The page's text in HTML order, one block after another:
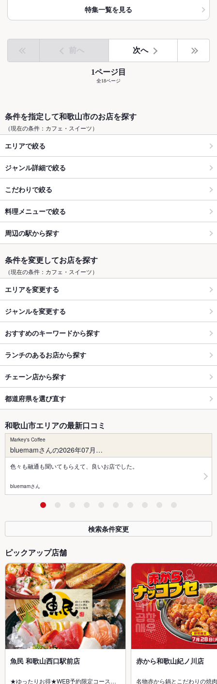
特集一覧を見る
前へ 次へ
1ページ目
全18ページ
条件を指定して和歌山市のお店を探す
（現在の条件：カフェ・スイーツ）
エリアで絞る
ジャンル詳細で絞る
こだわりで絞る
料理メニューで絞る
周辺の駅から探す
条件を変更してお店を探す
（現在の条件：カフェ・スイーツ）
エリアを変更する
ジャンルを変更する
おすすめのキーワードから探す
ランチのあるお店から探す
チェーン店から探す
都道府県を選び直す
和歌山市エリアの最新口コミ
Markey's Coffee
bluemamさんの2026年07月…
色々も融通も聞いてもらえて、良いお店でした。
bluemamさん
検索条件変更
ピックアップ店舗
魚民 和歌山西口駅前店
★ゆったりお得★WEB予約限定コース…
赤から和歌山紀ノ川店
名物赤から鍋とこだわりの焼